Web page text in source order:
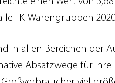
TK-Warengruppen
in allen Bereichen der
Absatzwege für